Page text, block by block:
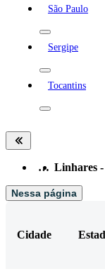
São Paulo
Sergipe
Tocantins
… Linhares
Nessa página
Cidade